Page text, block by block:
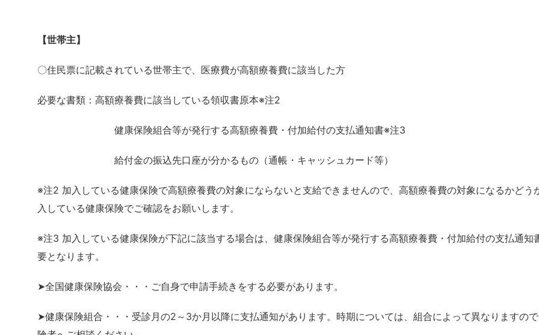
【世帯主】
〇住民票に記載されている世帯主で、医療費が高額療養費に該当した方
必要な書類：高額療養費に該当している領収書原本※注2
健康保険組合等が発行する高額療養費・付加給付の支払通知書※注3
給付金の振込先口座が分かるもの（通帳・キャッシュカード等）
※注2 加入している健康保険で高額療養費の対象にならないと支給できませんので、高額療養費の対象になるかどう
入している健康保険でご確認をお願いします。
※注3 加入している健康保険が下記に該当する場合は、健康保険組合等が発行する高額療養費・付加給付の支払通知
要となります。
➤全国健康保険協会・・・ご自身で申請手続きをする必要があります。
➤健康保険組合・・・受診月の2～3か月以降に支払通知があります。時期については、組合によって異なりますの